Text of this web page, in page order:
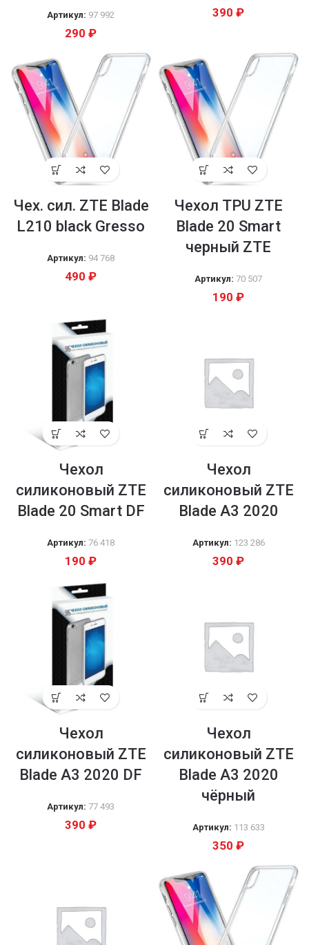
Артикул: 97 992
290 ₽
390 ₽
Чех. сил. ZTE Blade
L210 black Gresso
Артикул: 94 768
490 ₽
Чехол TPU ZTE
Blade 20 Smart
черный ZTE
Артикул: 70 507
190 ₽
Чехол
силиконовый ZTE
Blade 20 Smart DF
Артикул: 76 418
190 ₽
Чехол
силиконовый ZTE
Blade A3 2020
Артикул: 123 286
390 ₽
Чехол
силиконовый ZTE
Blade A3 2020 DF
Артикул: 77 493
390 ₽
Чехол
силиконовый ZTE
Blade A3 2020
чёрный
Артикул: 113 633
350 ₽